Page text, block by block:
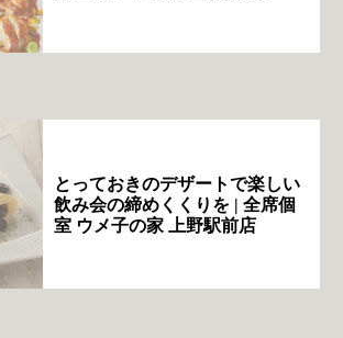
とっておきのデザートで楽しい
飲み会の締めくくりを | 全席個
室 ウメ子の家 上野駅前店